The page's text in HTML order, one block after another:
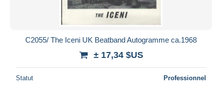
C2055/ The Iceni UK Beatband Autogramme ca.1968
± 17,34 $US
Statut Professionnel